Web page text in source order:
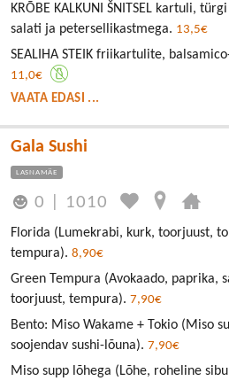
KRÕBE KALKUNI ŠNITSEL kartuli,
salati ja petersellikastmega. 13,5€
SEALIHA STEIK friikartulite,
11,0€
VAATA EDASI ...
Gala Sushi
LASNAMÄE
0 1010
Florida (Lumekrabi, kurk, toorjuust,
tempura). 8,90€
Green Tempura (Avokaado, paprika,
toorjuust, tempura). 7,90€
Bento: Miso Wakame + Tokio (Miso
soojendav sushi-lõuna). 7,90€
Miso supp lõhega (Lõhe, roheline